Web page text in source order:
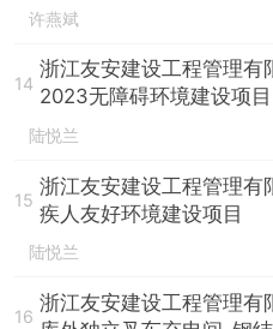
许燕斌
14
浙江友安建设工程管理有
2023无障碍环境建设项目
陆悦兰
15
浙江友安建设工程管理有
疾人友好环境建设项目
陆悦兰
16
浙江友安建设工程管理有